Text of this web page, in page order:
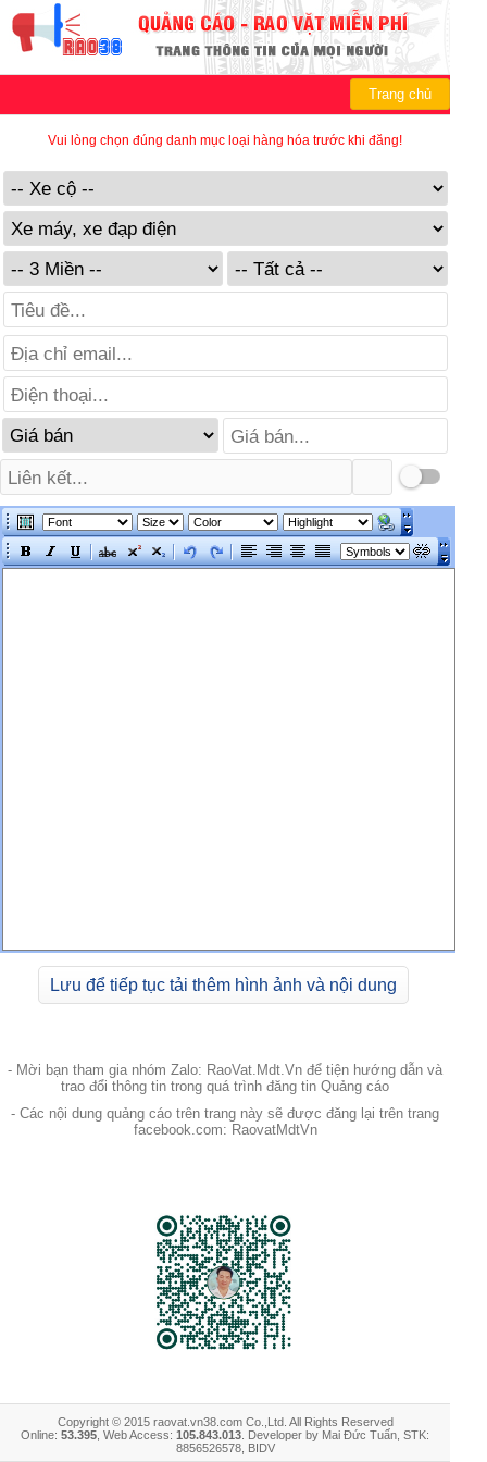
Trang chủ
Vui lòng chọn đúng danh mục loại hàng hóa trước khi đăng!
Lưu để tiếp tục tải thêm hình ảnh và nội dung
- Mời bạn tham gia nhóm Zalo: RaoVat.Mdt.Vn để tiện hướng dẫn và
trao đổi thông tin trong quá trình đăng tin Quảng cáo
- Các nội dung quảng cáo trên trang này sẽ được đăng lại trên trang
facebook.com: RaovatMdtVn
Copyright © 2015 raovat.vn38.com Co.,Ltd. All Rights Reserved
Online: 53.395 , Web Access: 105.843.013 . Developer by Mai Đức Tuấn, STK:
8856526578, BIDV